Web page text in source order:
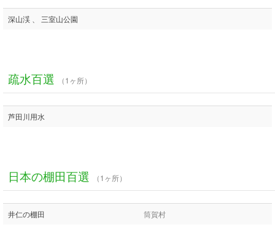
深山渓 、 三室山公園
疏水百選 （1ヶ所）
芦田川用水
日本の棚田百選 （1ヶ所）
井仁の棚田 筒賀村